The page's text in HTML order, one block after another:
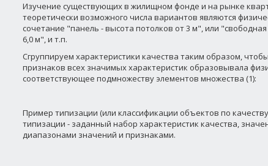
Изучение существующих в жилищном фонде и на рынке
теоретически возможного числа вариантов являются
сочетание "панель - высота потолков от 3 м", или
6,0 м", и т.п.
Сгруппируем характеристики качества таким образом,
признаков всех значимых характеристик образовывала
соответствующее подмножеству элементов множества (1):
Пример типизации (или классификации объектов по
типизации - заданный набор характеристик качества,
диапазонами значений и признаками.